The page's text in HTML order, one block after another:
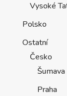
Vysoké
Polsko
Ostatní
Česko
Šumava
Praha